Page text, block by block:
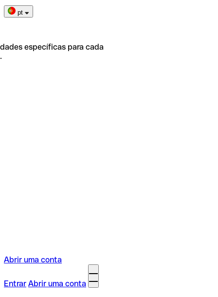
pt
específicas para cada
Abrir uma conta
Entrar Abrir uma conta